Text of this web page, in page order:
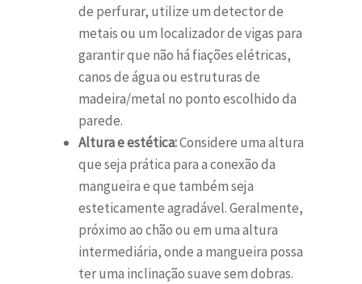
de perfurar, utilize um detector de
metais ou um localizador de vigas para
garantir que não há fiações elétricas,
canos de água ou estruturas de
madeira/metal no ponto escolhido da
parede.
Altura e estética:Considere uma altura
que seja prática para a conexão da
mangueira e que também seja
esteticamente agradável. Geralmente,
próximo ao chão ou em uma altura
intermediária, onde a mangueira possa
ter uma inclinação suave sem dobras.